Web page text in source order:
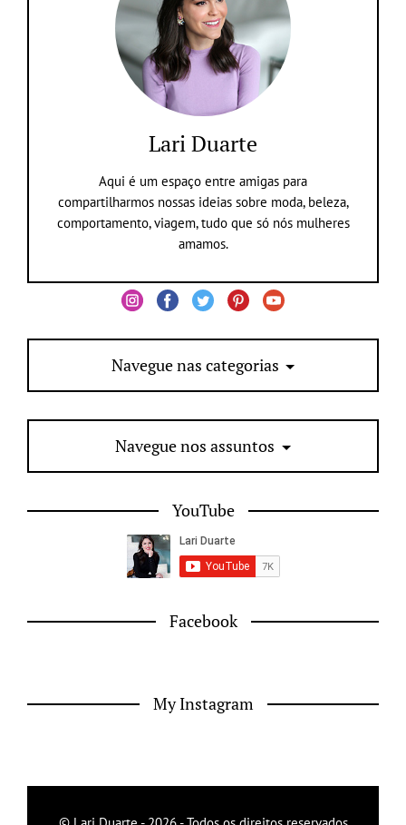
Lari Duarte
Aqui é um espaço entre amigas para
compartilharmos nossas ideias sobre moda, beleza,
comportamento, viagem, tudo que só nós mulheres
amamos.
Navegue nas categorias
Navegue nos assuntos
YouTube
Facebook
My Instagram